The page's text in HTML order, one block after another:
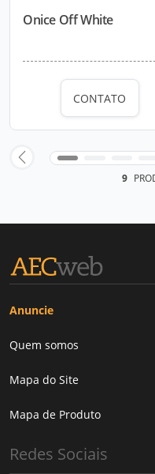
Onice Off White
CONTATO
9
Anuncie
Quem somos
Mapa do Site
Mapa de Produto
Redes Sociais